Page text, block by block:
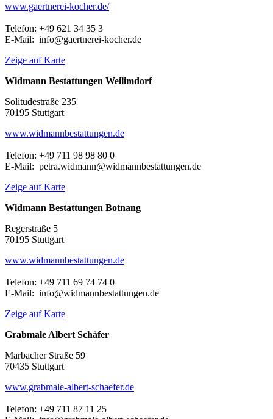
www.gaertnerei-kocher.de/
Telefon: +49 621 34 35 3
E-Mail: info@gaertnerei-kocher.de
Zeige auf Karte
Widmann Bestattungen Weilimdorf
Solitudestraße 235
70195 Stuttgart
www.widmannbestattungen.de
Telefon: +49 711 98 98 80 0
E-Mail: petra.widmann@widmannbestattungen.de
Zeige auf Karte
Widmann Bestattungen Botnang
Regerstraße 5
70195 Stuttgart
www.widmannbestattungen.de
Telefon: +49 711 69 74 74 0
E-Mail: info@widmannbestattungen.de
Zeige auf Karte
Grabmale Albert Schäfer
Marbacher Straße 59
70435 Stuttgart
www.grabmale-albert-schaefer.de
Telefon: +49 711 87 11 25